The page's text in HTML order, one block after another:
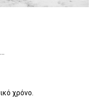
χρόνο.